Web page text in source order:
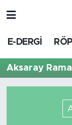
E-DERGİ
Aksaray
HABER
Nöbetçi
Hava
Süper Lig